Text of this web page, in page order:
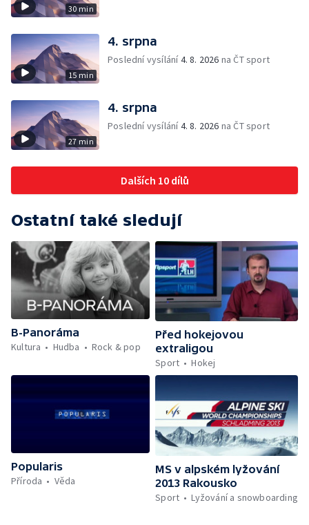
30 min
15 min
4. srpna
Poslední vysílání4. 8. 2026 na ČT sport
27 min
4. srpna
Poslední vysílání4. 8. 2026 na ČT sport
Dalších 10 dílů
Ostatní také sledují
B-Panoráma
Kultura
Hudba Rock & pop
Před hokejovou
extraligou
Sport
Hokej
Popularis
Příroda
Věda
MS v alpském lyžování
2013 Rakousko
Sport
Lyžování a snowboarding